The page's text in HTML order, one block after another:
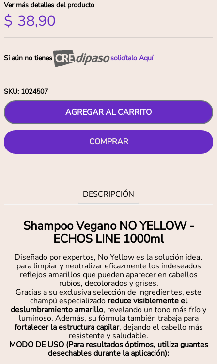
Ver más detalles del producto
$ 38,90
Si aún no tienes solicítalo Aquí
SKU: 1024507
AGREGAR AL CARRITO
COMPRAR
DESCRIPCIÓN
Shampoo Vegano NO YELLOW -
ECHOS LINE 1000ml
Diseñado por expertos, No Yellow es la solución ideal
para limpiar y neutralizar eficazmente los indeseados
reflejos amarillos que pueden aparecer en cabellos
rubios, decolorados y grises.
Gracias a su exclusiva selección de ingredientes, este
champú especializado reduce visiblemente el
deslumbramiento amarillo, revelando un tono más frío y
luminoso. Además, su fórmula también trabaja para
fortalecer la estructura capilar, dejando el cabello más
resistente y saludable.
MODO DE USO (Para resultados óptimos, utiliza guantes
desechables durante la aplicación):